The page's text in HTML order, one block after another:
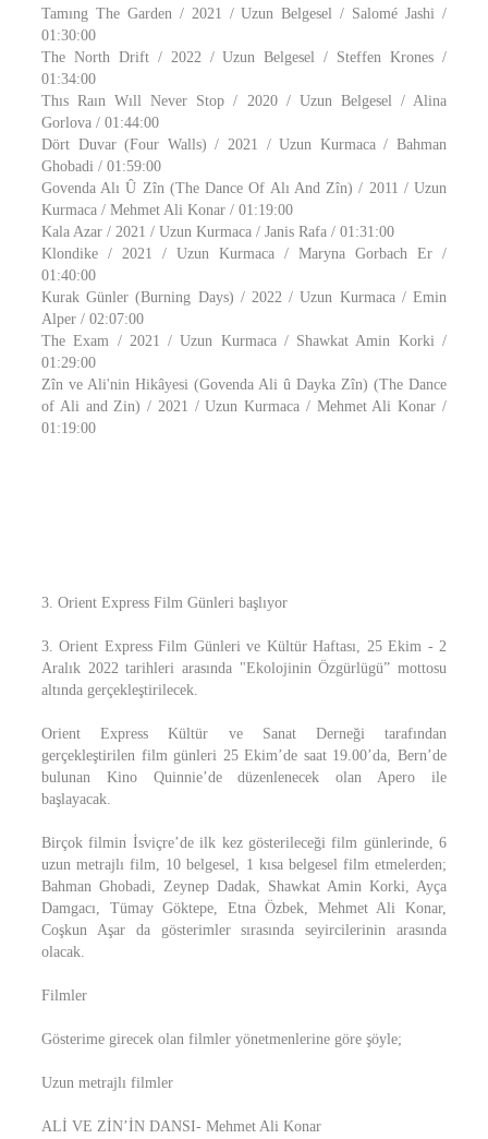
Tamıng The Garden / 2021 / Uzun Belgesel / Salomé Jashi /
01:30:00
The North Drift / 2022 / Uzun Belgesel / Steffen Krones /
01:34:00
Thıs Raın Wıll Never Stop / 2020 / Uzun Belgesel / Alina
Gorlova / 01:44:00
Dört Duvar (Four Walls) / 2021 / Uzun Kurmaca / Bahman
Ghobadi / 01:59:00
Govenda Alı Û Zîn (The Dance Of Alı And Zîn) / 2011 / Uzun
Kurmaca / Mehmet Ali Konar / 01:19:00
Kala Azar / 2021 / Uzun Kurmaca / Janis Rafa / 01:31:00
Klondike / 2021 / Uzun Kurmaca / Maryna Gorbach Er /
01:40:00
Kurak Günler (Burning Days) / 2022 / Uzun Kurmaca / Emin
Alper / 02:07:00
The Exam / 2021 / Uzun Kurmaca / Shawkat Amin Korki /
01:29:00
Zîn ve Ali'nin Hikâyesi (Govenda Ali û Dayka Zîn) (The Dance
of Ali and Zin) / 2021 / Uzun Kurmaca / Mehmet Ali Konar /
01:19:00
3. Orient Express Film Günleri başlıyor
3. Orient Express Film Günleri ve Kültür Haftası, 25 Ekim - 2
Aralık 2022 tarihleri arasında "Ekolojinin Özgürlügü” mottosu
altında gerçekleştirilecek.
Orient Express Kültür ve Sanat Derneği tarafından
gerçekleştirilen film günleri 25 Ekim’de saat 19.00’da, Bern’de
bulunan Kino Quinnie’de düzenlenecek olan Apero ile
başlayacak.
Birçok filmin İsviçre’de ilk kez gösterileceği film günlerinde, 6
uzun metrajlı film, 10 belgesel, 1 kısa belgesel film etmelerden;
Bahman Ghobadi, Zeynep Dadak, Shawkat Amin Korki, Ayça
Damgacı, Tümay Göktepe, Etna Özbek, Mehmet Ali Konar,
Coşkun Aşar da gösterimler sırasında seyircilerinin arasında
olacak.
Filmler
Gösterime girecek olan filmler yönetmenlerine göre şöyle;
Uzun metrajlı filmler
ALİ VE ZİN’İN DANSI- Mehmet Ali Konar